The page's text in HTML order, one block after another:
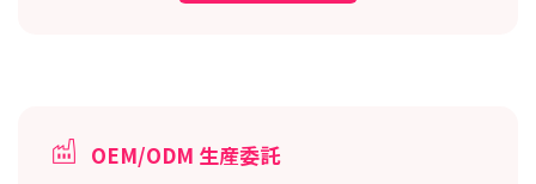
OEM/ODM 生産委託